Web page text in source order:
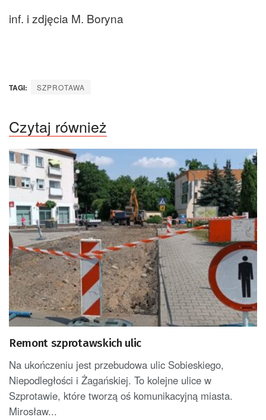
inf. i zdjęcia M. Boryna
TAGI: SZPROTAWA
Czytaj również
Remont szprotawskich ulic
Na ukończeniu jest przebudowa ulic Sobieskiego,
Niepodległości i Żagańskiej. To kolejne ulice w
Szprotawie, które tworzą oś komunikacyjną miasta.
Mirosław...